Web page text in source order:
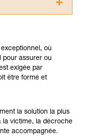
pour
une
spécifique. Validez
sécurité, avant
de techniques
où
pour assurer ou
exigée par
être formé et
la solution la plus
la victime, la décroche
accompagnée.